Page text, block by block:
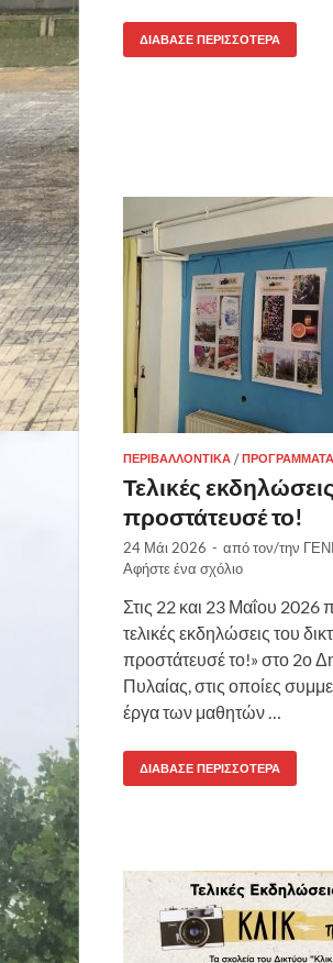
ΔΙΆΒΑΣΕ ΠΕΡΙΣΣΌΤΕΡΑ
ΠΕΡΙΒΑΛΛΟΝΤΙΚΆ /ΠΡΟΓΡΆΜΜΑΤΑ
Τελικές
προστάτευσέ το!
24 Μάι 2026 - από τον/την
Αφήστε ένα σχόλιο
Στις 22 και 23 Μαΐου 2026
τελικές εκδηλώσεις του
προστάτευσέ το!» στο 2ο
Πυλαίας, στις οποίες
έργα των μαθητών …
ΔΙΆΒΑΣΕ ΠΕΡΙΣΣΌΤΕΡΑ